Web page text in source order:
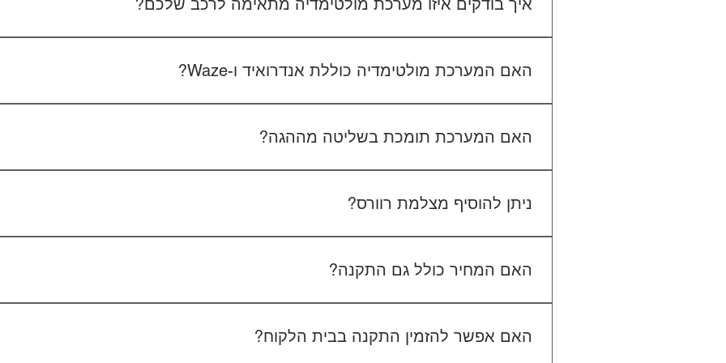
איך בודקים איזו מערכת מולטימדיה מתאימה לרכב שלכם?
האם המערכת מולטימדיה כוללת אנדרואיד ו-Waze?
האם המערכת תומכת בשליטה מההגה?
ניתן להוסיף מצלמת רוורס?
האם המחיר כולל גם התקנה?
האם אפשר להזמין התקנה בבית הלקוח?